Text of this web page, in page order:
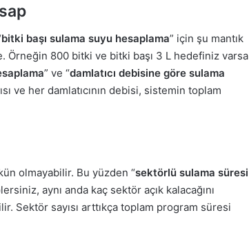
bitki başı sulama suyu hesaplama” için şu mantık
Örneğin 800 bitki ve bitki başı 3 L hedefiniz varsa
” ve “damlatıcı debisine göre sulama
ve her damlatıcının debisi, sistemin toplam
olmayabilir. Bu yüzden “sektörlü sulama süresi
aynı anda kaç sektör açık kalacağını
Sektör sayısı arttıkça toplam program süresi